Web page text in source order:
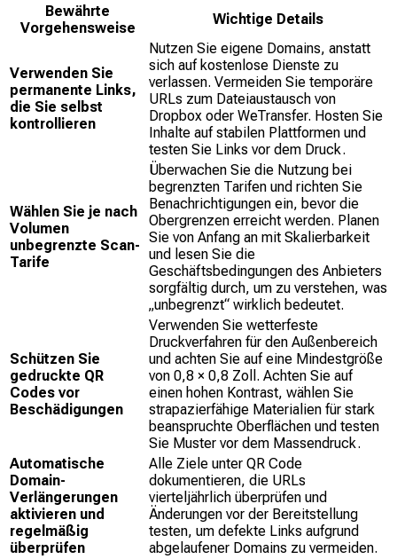
Bewährte
Vorgehensweise
Wichtige Details
Verwenden Sie
permanente Links,
die Sie selbst
kontrollieren
Nutzen Sie eigene Domains, anstatt
sich auf kostenlose Dienste zu
verlassen. Vermeiden Sie temporäre
URLs zum Dateiaustausch von
Dropbox oder WeTransfer. Hosten Sie
Inhalte auf stabilen Plattformen und
testen Sie Links vor dem Druck.
Wählen Sie je nach
Volumen
unbegrenzte Scan-
Tarife
Überwachen Sie die Nutzung bei
begrenzten Tarifen und richten Sie
Benachrichtigungen ein, bevor die
Obergrenzen erreicht werden. Planen
Sie von Anfang an mit Skalierbarkeit
und lesen Sie die
Geschäftsbedingungen des Anbieters
sorgfältig durch, um zu verstehen, was
„unbegrenzt“ wirklich bedeutet.
Schützen Sie
gedruckte QR
Codes vor
Beschädigungen
Verwenden Sie wetterfeste
Druckverfahren für den Außenbereich
und achten Sie auf eine Mindestgröße
von 0,8 × 0,8 Zoll. Achten Sie auf
einen hohen Kontrast, wählen Sie
strapazierfähige Materialien für stark
beanspruchte Oberflächen und testen
Sie Muster vor dem Massendruck.
Automatische
Domain-
Verlängerungen
aktivieren und
regelmäßig
überprüfen
Alle Ziele unter QR Code
dokumentieren, die URLs
vierteljährlich überprüfen und
Änderungen vor der Bereitstellung
testen, um defekte Links aufgrund
abgelaufener Domains zu vermeiden.